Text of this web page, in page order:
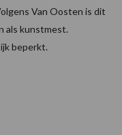
Van Oosten is dit
als kunstmest.
beperkt.